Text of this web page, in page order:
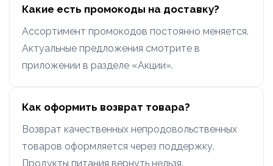
Какие есть промокоды на доставку?
Ассортимент промокодов постоянно меняется.
Актуальные предложения смотрите в
приложении в разделе «Акции».
Как оформить возврат товара?
Возврат качественных непродовольственных
товаров оформляется через поддержку.
Продукты питания вернуть нельзя.